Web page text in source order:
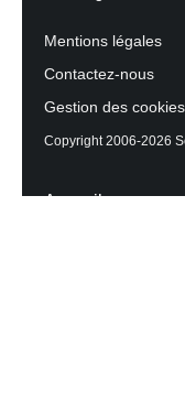
Mentions légales
Contactez-nous
Gestion des cookies
Copyright 2006-2026
Accueil